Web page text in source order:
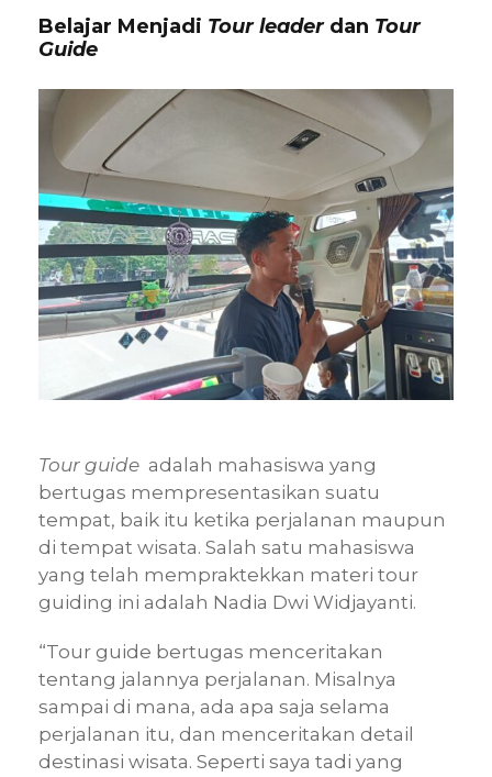
Belajar Menjadi Tour leader dan Tour
Guide
Tour guide adalah mahasiswa yang
bertugas mempresentasikan suatu
tempat, baik itu ketika perjalanan maupun
di tempat wisata. Salah satu mahasiswa
yang telah mempraktekkan materi tour
guiding ini adalah Nadia Dwi Widjayanti.
“Tour guide bertugas menceritakan
tentang jalannya perjalanan. Misalnya
sampai di mana, ada apa saja selama
perjalanan itu, dan menceritakan detail
destinasi wisata. Seperti saya tadi yang